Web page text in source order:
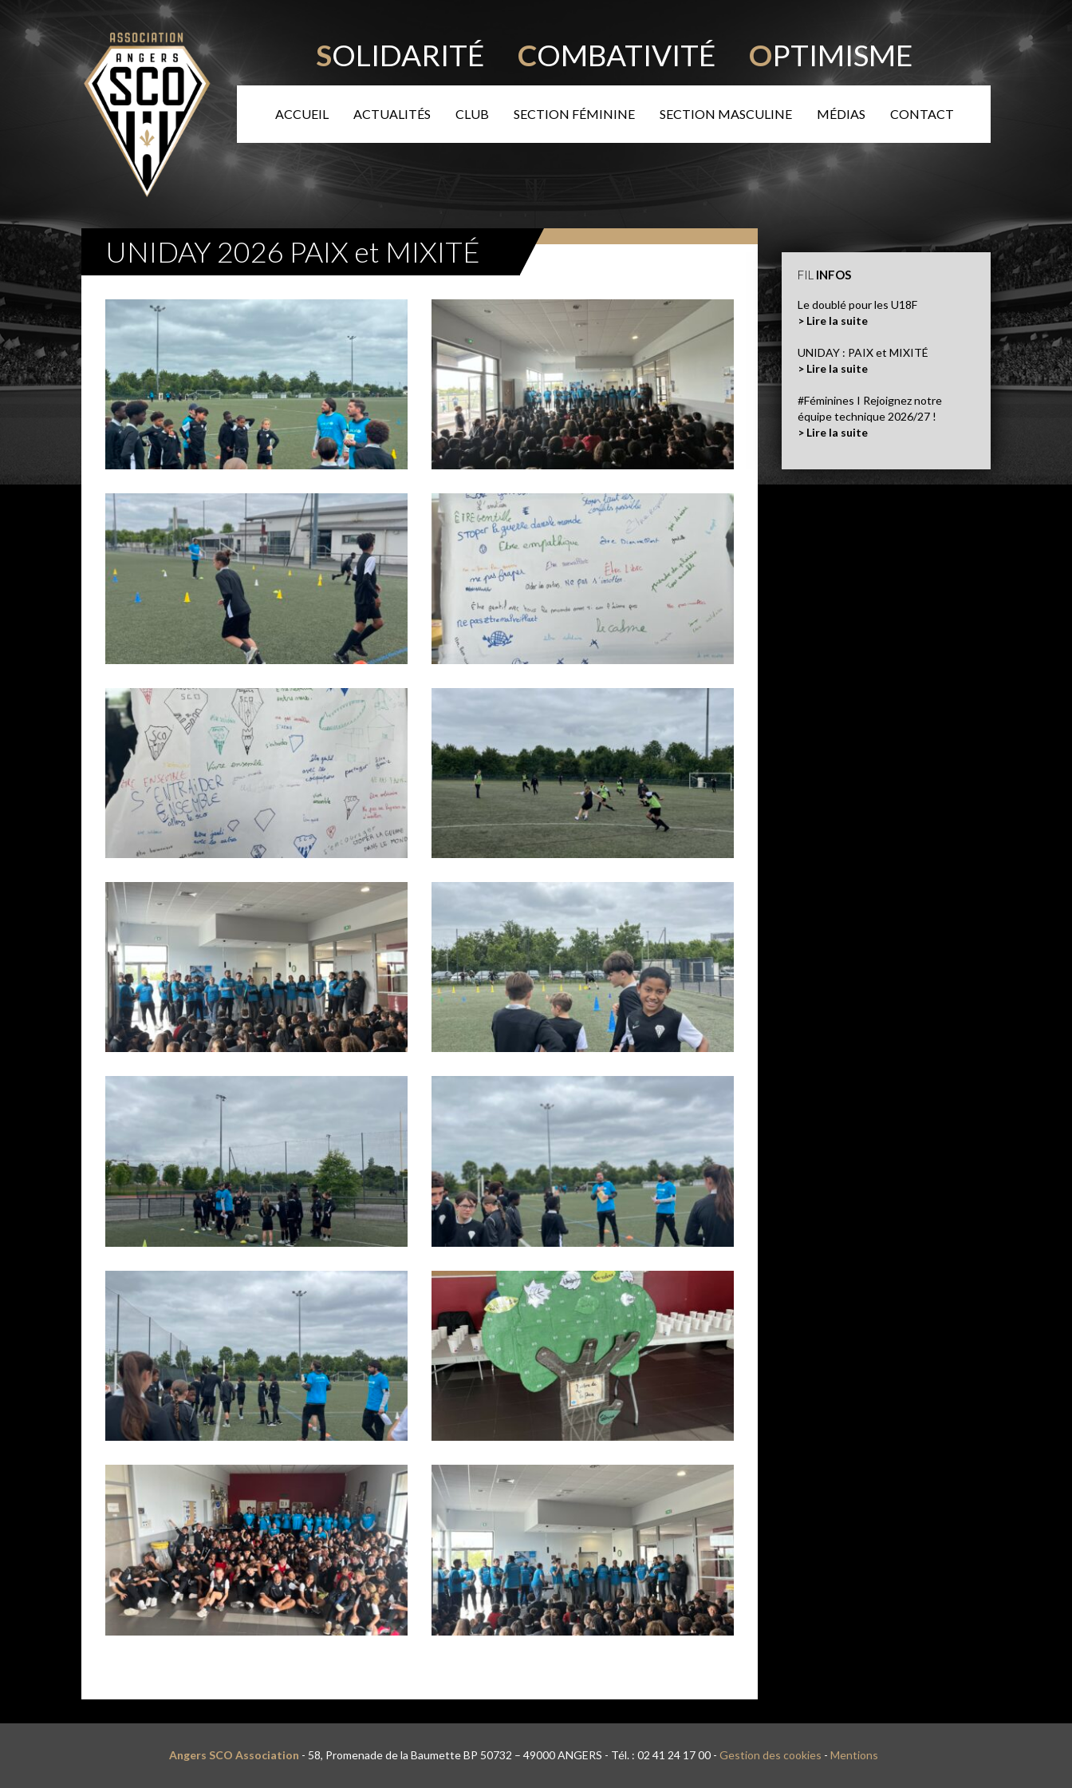
SOLIDARITÉ COMBATIVITÉ OPTIMISME
ACCUEIL ACTUALITÉS CLUB SECTION FÉMININE SECTION MASCULINE MÉDIAS CONTACT
UNIDAY 2026 PAIX et MIXITÉ
FIL INFOS
Le doublé pour les U18F
> Lire la suite
UNIDAY : PAIX et MIXITÉ
> Lire la suite
#Féminines I Rejoignez notre
équipe technique 2026/27 !
> Lire la suite
Angers SCO Association - 58, Promenade de la Baumette BP 50732 – 49000 ANGERS - Tél. : 02 41 24 17 00 - Gestion des cookies - Mentions